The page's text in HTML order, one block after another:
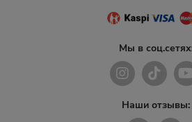
Мы в
Наши отзывы: